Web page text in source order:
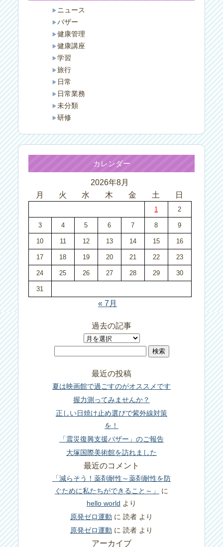
ニュース
バザー
健康管理
健康講座
学習
旅行
日常
日常業務
未分類
研修
カレンダー
2026年8月
月
火 水 木 金 土 日
1 2
3 4 5 6 7 8 9
10 11 12 13 14 15 16
17 18 19 20 21 22 23
24 25 26 27 28 29 30
31
« 7月
過去の記事
過
事
最近の投稿
夏は映画館で過ごすのがオススメです
握力測ってみませんか？
正しい日焼け止め選びで紫外線対策
を！
「震災復興支援バザー」のご報告
大塚国際美術館を訪れました
最近のコメント
「減らそう！薬剤耐性～薬剤耐性を防
ぐために私たちができること～」
に
hello world より
原発ゼロ運動 に 読者 より
原発ゼロ運動 に 読者 より
アーカイブ